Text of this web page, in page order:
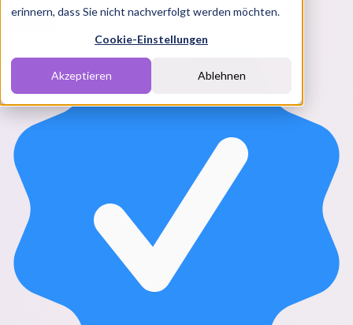
erinnern, dass Sie nicht nachverfolgt werden möchten.
Cookie-Einstellungen
Akzeptieren Ablehnen